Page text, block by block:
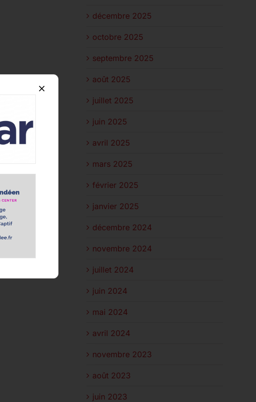
décembre 2025
octobre 2025
septembre 2025
août 2025
juillet 2025
juin 2025
avril 2025
mars 2025
février 2025
janvier 2025
décembre 2024
novembre 2024
juillet 2024
juin 2024
mai 2024
avril 2024
novembre 2023
août 2023
juin 2023